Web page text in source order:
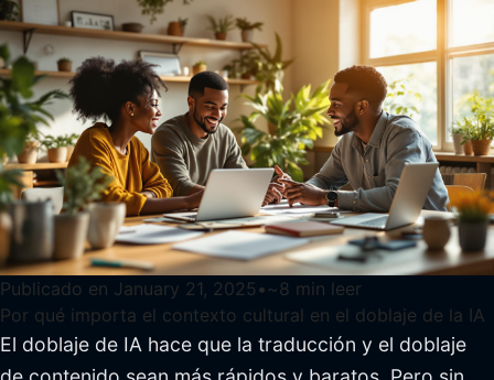
Publicado en January 21, 2025 • ~8 min leer
Por qué importa el contexto cultural en el doblaje de la IA
El doblaje de IA hace que la traducción y el doblaje